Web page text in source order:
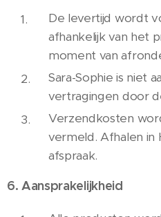
De levertijd wordt
afhankelijk van het
moment van
Sara-Sophie is niet
vertragingen door
Verzendkosten
vermeld. Afhalen in
afspraak.
6. Aansprakelijkheid